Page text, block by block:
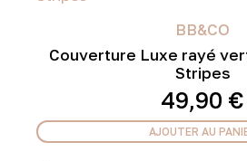
BB&CO
Couverture Luxe rayé
Stripes
49,90 €
AJOUTER AU